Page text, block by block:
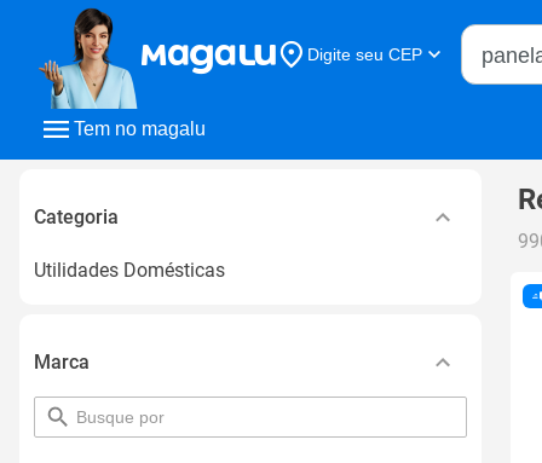
Tem no magalu
Digite seu CEP
Buscar
Categoria
Utilidades Domésticas
Marca
pesquisar
por